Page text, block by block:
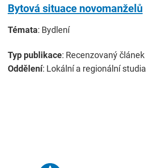
Bytová situace novomanželů
Témata: Bydlení
Typ publikace: Recenzovaný článek
Oddělení: Lokální a regionální studia